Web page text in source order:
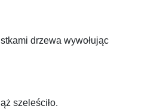
drzewa wywołując
szeleściło.